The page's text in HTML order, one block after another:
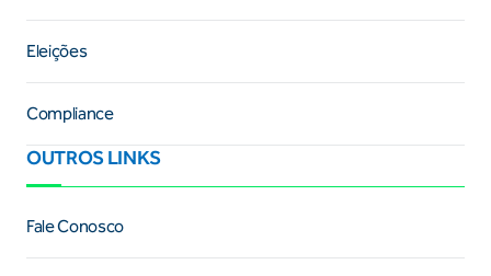
Eleições
Compliance
OUTROS LINKS
Fale Conosco